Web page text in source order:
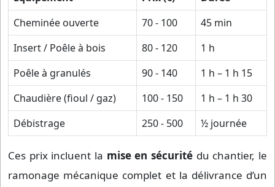
Cheminée ouverte
70 - 100
45 min
Insert / Poêle à bois
80 - 120
1 h
Poêle à granulés
90 - 140
1 h – 1 h 15
Chaudière (fioul / gaz)
100 - 150
1 h – 1 h 30
Débistrage
250 - 500 ½ journée
Ces prix incluent la mise en sécurité du chantier, le
ramonage mécanique complet et la délivrance d’un